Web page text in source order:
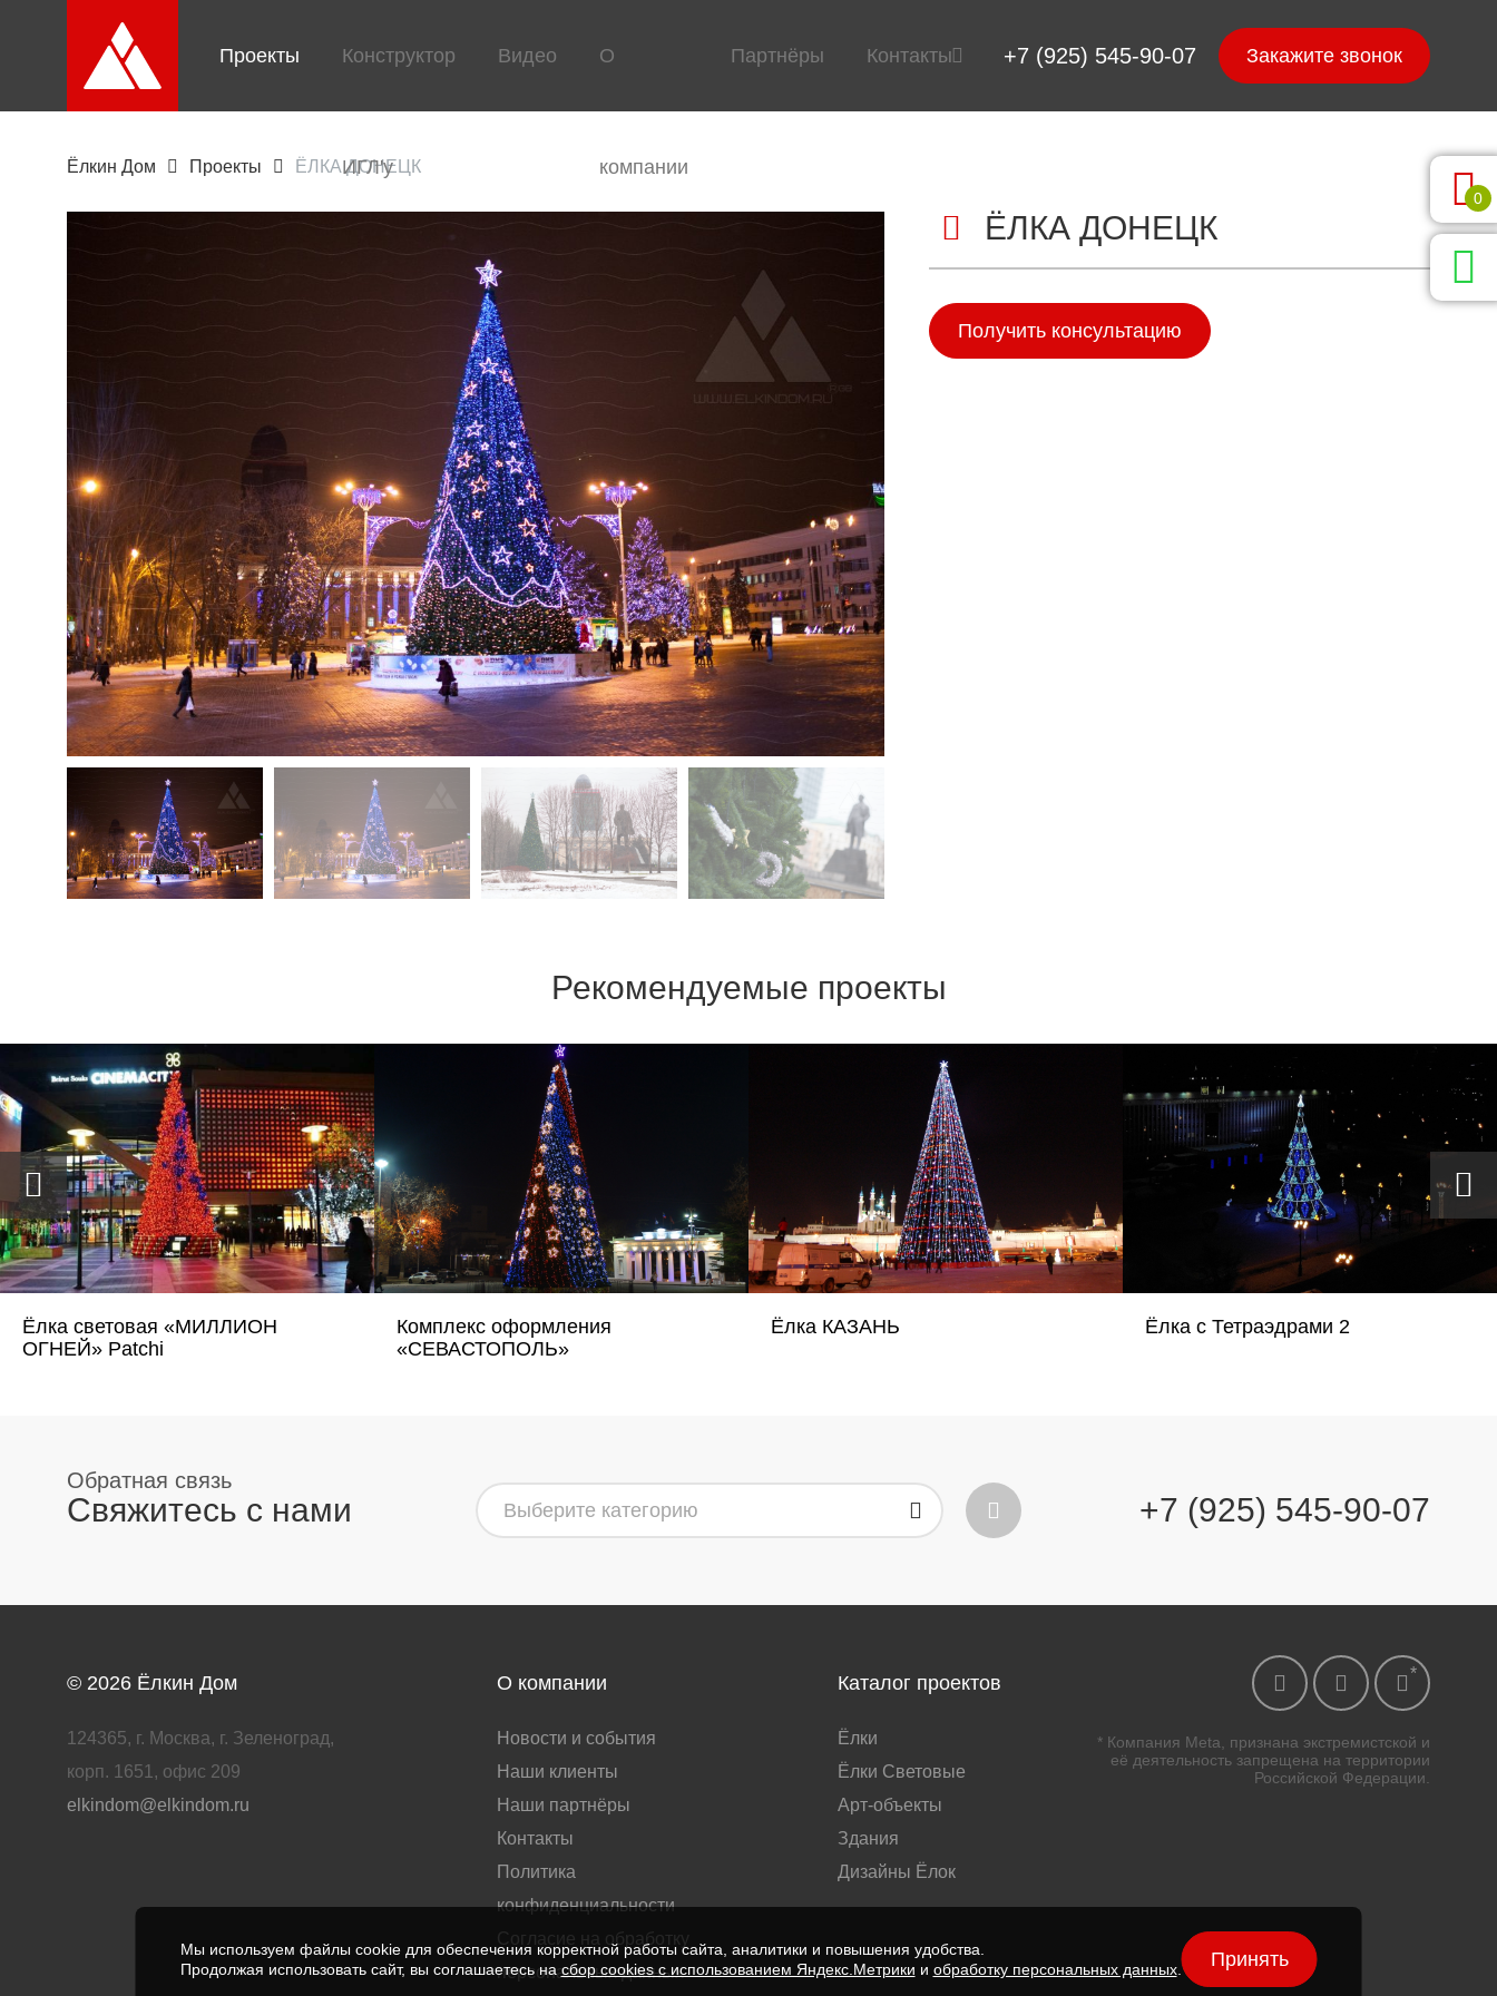
0
+7 (925) 545-90-07
Проекты Конструктор
ИГЛ'у
Видео О
компании
Партнёры Контакты
Ёлкин Дом Проекты ЁЛКА ДОНЕЦК
ЁЛКА ДОНЕЦК
Получить консультацию
Рекомендуемые проекты
Ёлка световая «МИЛЛИОН
ОГНЕЙ» Patchi
Комплекс оформления
«СЕВАСТОПОЛЬ»
Ёлка КАЗАНЬ Ёлка с Тетраэдрами 2
Свяжитесь с нами Выберите категорию +7 (925) 545-90-07
© 2026 Ёлкин Дом
124365, г. Москва, г. Зеленоград,
корп. 1651, офис 209
elkindom@elkindom.ru
О компании
Новости и события
Наши клиенты
Наши партнёры
Контакты
Политика
конфиденциальности
Согласие на обработку
персональных данных
Каталог проектов
Ёлки
Ёлки Световые
Арт-объекты
Здания
Дизайны Ёлок
* Компания Meta, признана экстремистской и
её деятельность запрещена на территории
Российской Федерации.
Мы используем файлы cookie для обеспечения корректной работы сайта, аналитики и повышения удобства.
Продолжая использовать сайт, вы соглашаетесь насбор cookies с использованием Яндекс.Метрики и обработку персональных данных. Принять